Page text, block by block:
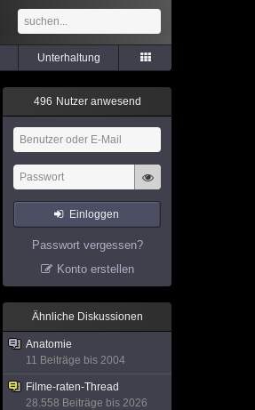
Unterhaltung
496 Nutzer anwesend
Einloggen
Passwort vergessen?
Konto erstellen
Ähnliche Diskussionen
Anatomie
11 Beiträge bis 2004
Filme-raten-Thread
28.558 Beiträge bis 2026